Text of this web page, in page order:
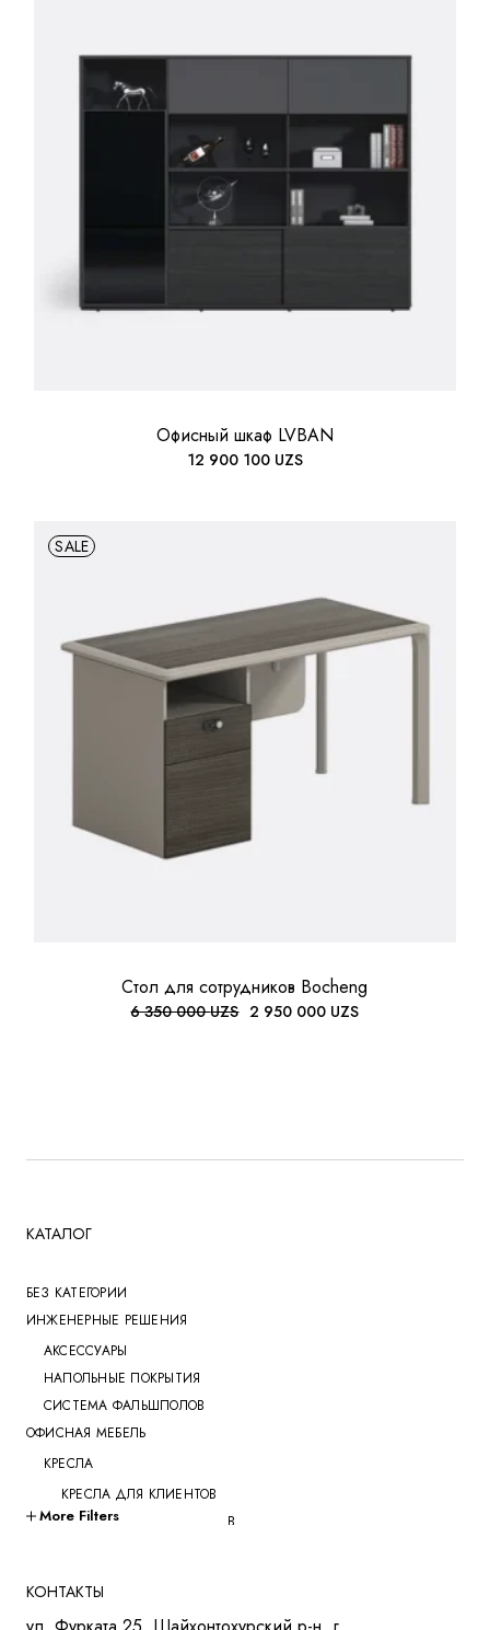
Офисный шкаф LVBAN
12 900 100 UZS
SALE
Стол для сотрудников Bocheng
6 350 000UZS ПЕРВОНАЧАЛЬНАЯ
2 950 000 UZS
ТЕКУЩАЯ
КАТАЛОГ
БЕЗ КАТЕГОРИИ
ИНЖЕНЕРНЫЕ РЕШЕНИЯ
АКСЕССУАРЫ
НАПОЛЬНЫЕ ПОКРЫТИЯ
СИСТЕМА ФАЛЬШПОЛОВ
ОФИСНАЯ МЕБЕЛЬ
КРЕСЛА
КРЕСЛА ДЛЯ КЛИЕНТОВ
КРЕСЛА ДЛЯ ПЕРЕГОВОРОВ
КРЕСЛА ДЛЯ ТРЕНИНГОВ
More Filters
КОНТАКТЫ